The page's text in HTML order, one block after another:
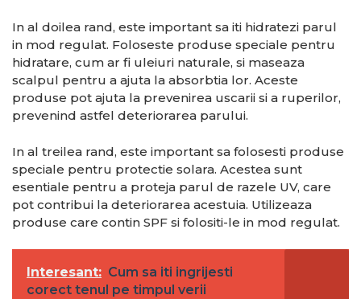
In al doilea rand, este important sa iti hidratezi parul
in mod regulat. Foloseste produse speciale pentru
hidratare, cum ar fi uleiuri naturale, si maseaza
scalpul pentru a ajuta la absorbtia lor. Aceste
produse pot ajuta la prevenirea uscarii si a ruperilor,
prevenind astfel deteriorarea parului.
In al treilea rand, este important sa folosesti produse
speciale pentru protectie solara. Acestea sunt
esentiale pentru a proteja parul de razele UV, care
pot contribui la deteriorarea acestuia. Utilizeaza
produse care contin SPF si folositi-le in mod regulat.
Interesant: Cum sa iti ingrijesti
corect tenul pe timpul verii